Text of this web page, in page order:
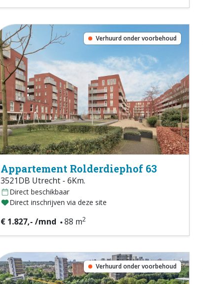
Verhuurd onder voorbehoud
Appartement Rolderdiephof 63
3521DB Utrecht - 6Km.
Direct beschikbaar
Direct inschrijven via deze site
€ 1.827,- /mnd 88 m2
Verhuurd onder voorbehoud